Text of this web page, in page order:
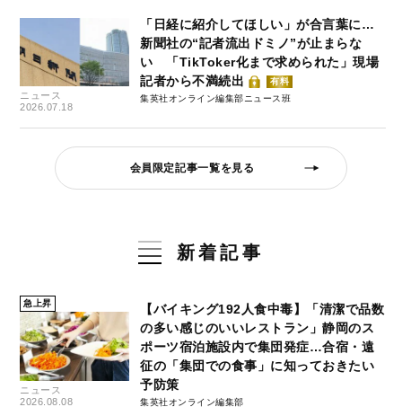
ニュース
2026.07.18
「日経に紹介してほしい」が合言葉に…
新聞社の“記者流出ドミノ”が止まらな
い 「TikToker化まで求められた」現場
記者から不満続出
有料
集英社オンライン編集部ニュース班
会員限定記事一覧を見る
新着記事
急上昇
ニュース
2026.08.08
【バイキング192人食中毒】「清潔で品数
の多い感じのいいレストラン」静岡のス
ポーツ宿泊施設内で集団発症…合宿・遠
征の「集団での食事」に知っておきたい
予防策
集英社オンライン編集部